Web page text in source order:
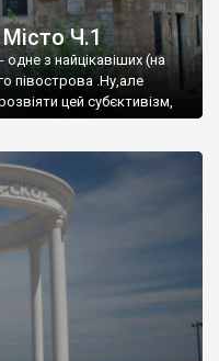
Ч.1
з найцікавіших (на
півострова .Ну,але
цей субєктивізм,